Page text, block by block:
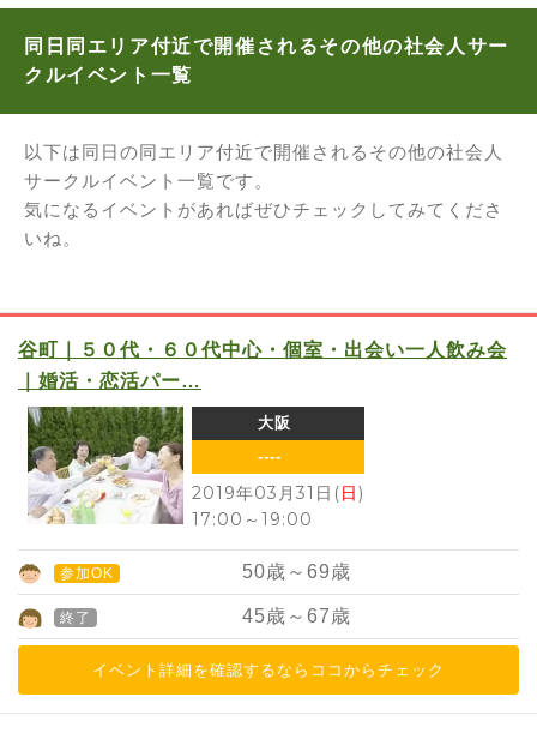
同日同エリア付近で開催されるその他の社会人サー
クルイベント一覧
以下は同日の同エリア付近で開催されるその他の社会人
サークルイベント一覧です。
気になるイベントがあればぜひチェックしてみてくださ
いね。
谷町｜５０代・６０代中心・個室・出会い一人飲み会
｜婚活・恋活パー…
大阪
----
2019年03月31日(日)
17:00 ～ 19:00
参加OK 50歳～69歳
終了 45歳～67歳
イベント詳細を確認するならココからチェック